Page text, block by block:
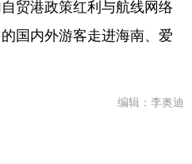
贸港政策红利与航线网络
国内外游客走进海南、爱
编辑：李奥迪